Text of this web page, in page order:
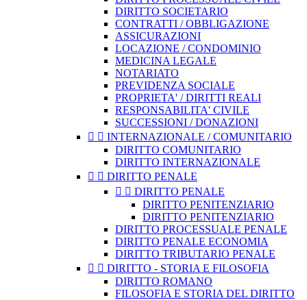
DIRITTO SOCIETARIO
CONTRATTI / OBBLIGAZIONE
ASSICURAZIONI
LOCAZIONE / CONDOMINIO
MEDICINA LEGALE
NOTARIATO
PREVIDENZA SOCIALE
PROPRIETA' / DIRITTI REALI
RESPONSABILITA' CIVILE
SUCCESSIONI / DONAZIONI
  INTERNAZIONALE / COMUNITARIO
DIRITTO COMUNITARIO
DIRITTO INTERNAZIONALE
  DIRITTO PENALE
  DIRITTO PENALE
DIRITTO PENITENZIARIO
DIRITTO PENITENZIARIO
DIRITTO PROCESSUALE PENALE
DIRITTO PENALE ECONOMIA
DIRITTO TRIBUTARIO PENALE
  DIRITTO - STORIA E FILOSOFIA
DIRITTO ROMANO
FILOSOFIA E STORIA DEL DIRITTO